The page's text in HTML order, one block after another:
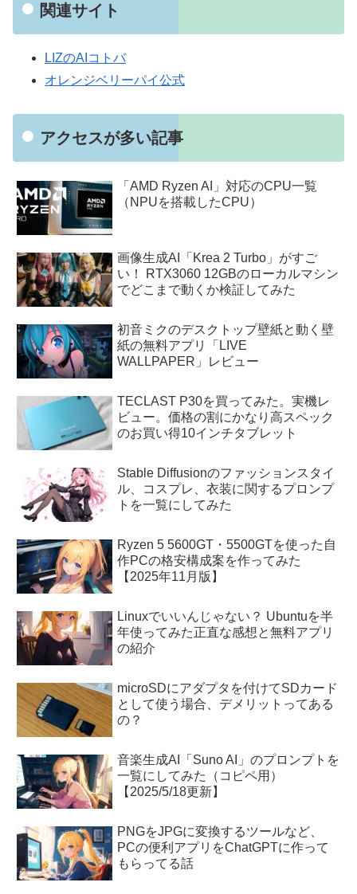
関連サイト
LIZのAIコトバ
オレンジベリーパイ公式
アクセスが多い記事
「AMD Ryzen AI」対応のCPU一覧
（NPUを搭載したCPU）
画像生成AI「Krea 2 Turbo」がすご
い！ RTX3060 12GBのローカルマシン
でどこまで動くか検証してみた
初音ミクのデスクトップ壁紙と動く壁
紙の無料アプリ「LIVE
WALLPAPER」レビュー
TECLAST P30を買ってみた。実機レ
ビュー。価格の割にかなり高スペック
のお買い得10インチタブレット
Stable Diffusionのファッションスタイ
ル、コスプレ、衣装に関するプロンプ
トを一覧にしてみた
Ryzen 5 5600GT・5500GTを使った自
作PCの格安構成案を作ってみた
【2025年11月版】
Linuxでいいんじゃない？ Ubuntuを半
年使ってみた正直な感想と無料アプリ
の紹介
microSDにアダプタを付けてSDカード
として使う場合、デメリットってある
の？
音楽生成AI「Suno AI」のプロンプトを
一覧にしてみた（コピペ用）
【2025/5/18更新】
PNGをJPGに変換するツールなど、
PCの便利アプリをChatGPTに作って
もらってる話